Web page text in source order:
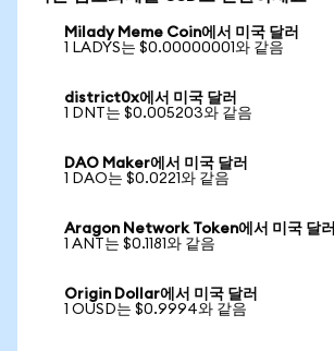
Milady Meme Coin에서 미국 달러
1 LADYS는 $0.00000001와 같음
district0x에서 미국 달러
1 DNT는 $0.005203와 같음
DAO Maker에서 미국 달러
1 DAO는 $0.0221와 같음
Aragon Network Token에서 미국 달러
1 ANT는 $0.1181와 같음
Origin Dollar에서 미국 달러
1 OUSD는 $0.9994와 같음